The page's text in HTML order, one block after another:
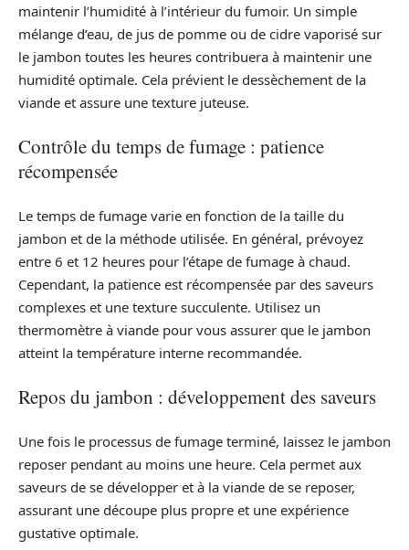
maintenir l’humidité à l’intérieur du fumoir. Un simple
mélange d’eau, de jus de pomme ou de cidre vaporisé sur
le jambon toutes les heures contribuera à maintenir une
humidité optimale. Cela prévient le dessèchement de la
viande et assure une texture juteuse.
Contrôle du temps de fumage : patience
récompensée
Le temps de fumage varie en fonction de la taille du
jambon et de la méthode utilisée. En général, prévoyez
entre 6 et 12 heures pour l’étape de fumage à chaud.
Cependant, la patience est récompensée par des saveurs
complexes et une texture succulente. Utilisez un
thermomètre à viande pour vous assurer que le jambon
atteint la température interne recommandée.
Repos du jambon : développement des saveurs
Une fois le processus de fumage terminé, laissez le jambon
reposer pendant au moins une heure. Cela permet aux
saveurs de se développer et à la viande de se reposer,
assurant une découpe plus propre et une expérience
gustative optimale.